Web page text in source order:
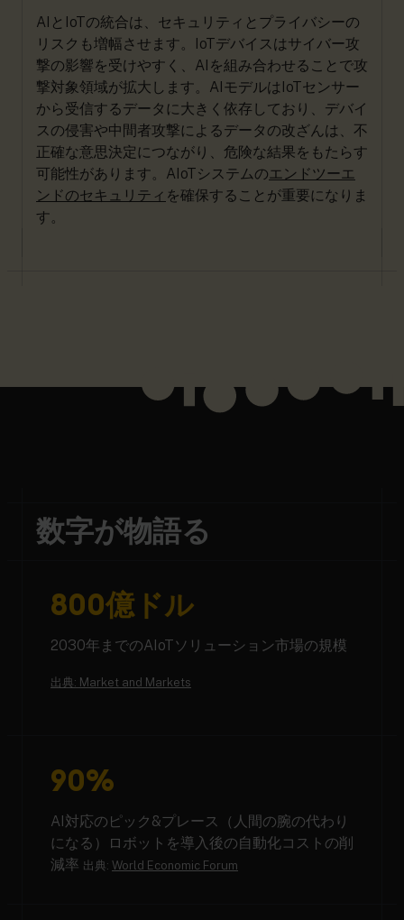
AIとIoTの統合は、セキュリティとプライバシーの
リスクも増幅させます。IoTデバイスはサイバー攻
撃の影響を受けやすく、AIを組み合わせることで攻
撃対象領域が拡大します。AIモデルはIoTセンサー
から受信するデータに大きく依存しており、デバイ
スの侵害や中間者攻撃によるデータの改ざんは、不
正確な意思決定につながり、危険な結果をもたらす
可能性があります。AIoTシステムのエンドツーエ
ンドのセキュリティ を確保することが重要になりま
す。
数字が物語る
800億ドル
2030年までのAIoTソリューション市場の規模
出典: Market and Markets
90%
AI対応のピック&プレース（人間の腕の代わり
になる）ロボットを導入後の自動化コストの削
減率 出典: World Economic Forum